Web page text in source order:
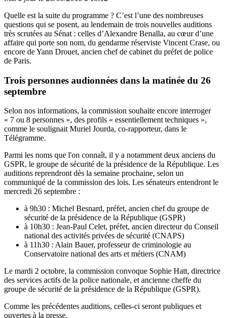
Quelle est la suite du programme ? C’est l’une des nombreuses
questions qui se posent, au lendemain de trois nouvelles auditions
très scrutées au Sénat : celles d’Alexandre Benalla, au cœur d’une
affaire qui porte son nom, du gendarme réserviste Vincent Crase, ou
encore de Yann Drouet, ancien chef de cabinet du préfet de police
de Paris.
Trois personnes audionnées dans la matinée du 26
septembre
Selon nos informations, la commission souhaite encore interroger
« 7 ou 8 personnes », des profils « essentiellement techniques »,
comme le soulignait Muriel Jourda, co-rapporteur, dans le
Télégramme.
Parmi les noms que l'on connaît, il y a notamment deux anciens du
GSPR, le groupe de sécurité de la présidence de la République. Les
auditions reprendront dès la semaine prochaine, selon un
communiqué de la commission des lois. Les sénateurs entendront le
mercredi 26 septembre :
à 9h30 : Michel Besnard, préfet, ancien chef du groupe de
sécurité de la présidence de la République (GSPR)
à 10h30 : Jean-Paul Celet, préfet, ancien directeur du Conseil
national des activités privées de sécurité (CNAPS)
à 11h30 : Alain Bauer, professeur de criminologie au
Conservatoire national des arts et métiers (CNAM)
Le mardi 2 octobre, la commission convoque Sophie Hatt, directrice
des services actifs de la police nationale, et ancienne cheffe du
groupe de sécurité de la présidence de la République (GSPR).
Comme les précédentes auditions, celles-ci seront publiques et
ouvertes à la presse.